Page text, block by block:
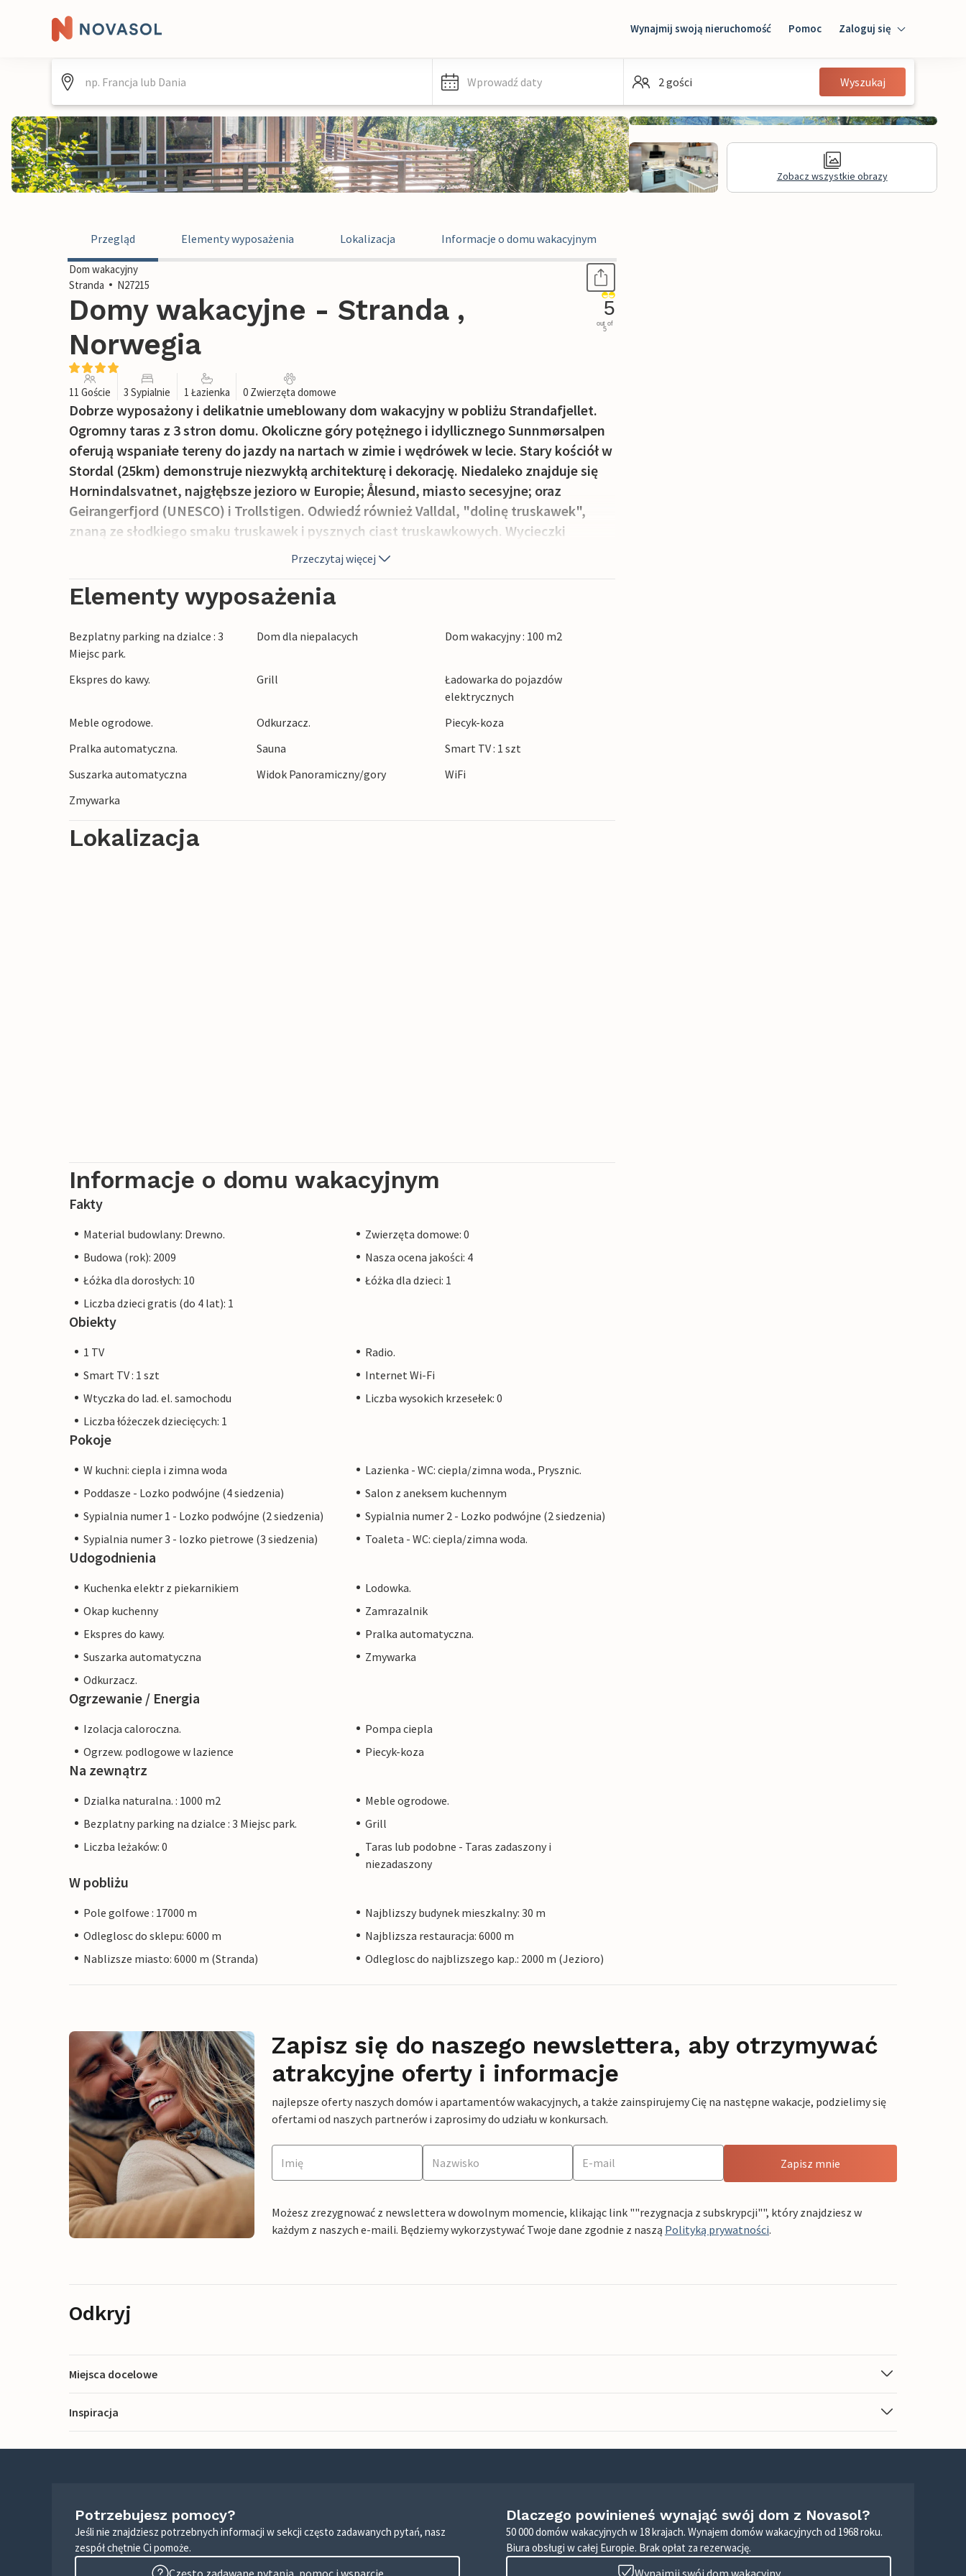
Wynajmij swoją nieruchomość Pomoc Zaloguj się
Zaloguj się
Gość
Wprowadź daty 2 gości Wyszukaj
Zobacz wszystkie obrazy
Przegląd Elementy wyposażenia Lokalizacja Informacje o domu wakacyjnym
Dom wakacyjny
Stranda
N27215
Domy wakacyjne - Stranda ,
Norwegia
5
out of
5
11 Goście 3 Sypialnie 1 Łazienka 0 Zwierzęta domowe
Dobrze wyposażony i delikatnie umeblowany dom wakacyjny w pobliżu Strandafjellet.
Ogromny taras z 3 stron domu. Okoliczne góry potężnego i idyllicznego Sunnmørsalpen
oferują wspaniałe tereny do jazdy na nartach w zimie i wędrówek w lecie. Stary kościół w
Stordal (25km) demonstruje niezwykłą architekturę i dekorację. Niedaleko znajduje się
Hornindalsvatnet, najgłębsze jezioro w Europie; Ålesund, miasto secesyjne; oraz
Geirangerfjord (UNESCO) i Trollstigen. Odwiedź również Valldal, "dolinę truskawek",
znaną ze słodkiego smaku truskawek i pysznych ciast truskawkowych. Wycieczki
dzienne na ptasią wyspę Runde i do festiwalowego miasta Molde. Sąsiad: 30 m.
Przeczytaj więcej
Elementy wyposażenia
Bezplatny parking na dzialce : 3
Miejsc park.
Dom dla niepalacych Dom wakacyjny : 100 m2
Ekspres do kawy. Grill
Ładowarka do pojazdów
elektrycznych
Meble ogrodowe.
Odkurzacz.
Piecyk-koza
Pralka automatyczna.
Sauna
Smart TV : 1 szt
Suszarka automatyczna
Widok Panoramiczny/gory
WiFi
Zmywarka
Lokalizacja
Informacje o domu wakacyjnym
Fakty
Material budowlany: Drewno.
Zwierzęta domowe: 0
Budowa (rok): 2009
Nasza ocena jakości: 4
Łóżka dla dorosłych: 10
Łóżka dla dzieci: 1
Liczba dzieci gratis (do 4 lat): 1
Obiekty
1 TV
Radio.
Smart TV : 1 szt
Internet Wi-Fi
Wtyczka do lad. el. samochodu
Liczba wysokich krzesełek: 0
Liczba łóżeczek dziecięcych: 1
Pokoje
W kuchni: ciepla i zimna woda
Lazienka - WC: ciepla/zimna woda., Prysznic.
Poddasze - Lozko podwójne (4 siedzenia)
Salon z aneksem kuchennym
Sypialnia numer 1 - Lozko podwójne (2 siedzenia)
Sypialnia numer 2 - Lozko podwójne (2 siedzenia)
Sypialnia numer 3 - lozko pietrowe (3 siedzenia)
Toaleta - WC: ciepla/zimna woda.
Udogodnienia
Kuchenka elektr z piekarnikiem
Lodowka.
Okap kuchenny
Zamrazalnik
Ekspres do kawy.
Pralka automatyczna.
Suszarka automatyczna
Zmywarka
Odkurzacz.
Ogrzewanie / Energia
Izolacja caloroczna.
Pompa ciepla
Ogrzew. podlogowe w lazience
Piecyk-koza
Na zewnątrz
Dzialka naturalna. : 1000 m2
Meble ogrodowe.
Bezplatny parking na dzialce : 3 Miejsc park.
Grill
Liczba leżaków: 0
Taras lub podobne - Taras zadaszony i
niezadaszony
W pobliżu
Pole golfowe : 17000 m
Najblizszy budynek mieszkalny: 30 m
Odleglosc do sklepu: 6000 m
Najblizsza restauracja: 6000 m
Nablizsze miasto: 6000 m (Stranda)
Odleglosc do najblizszego kap.: 2000 m (Jezioro)
Zapisz się do naszego newslettera, aby otrzymywać
atrakcyjne oferty i informacje
najlepsze oferty naszych domów i apartamentów wakacyjnych, a także zainspirujemy Cię na następne wakacje, podzielimy się
ofertami od naszych partnerów i zaprosimy do udziału w konkursach.
Zapisz mnie
Możesz zrezygnować z newslettera w dowolnym momencie, klikając link ""rezygnacja z subskrypcji"", który znajdziesz w
każdym z naszych e-maili. Będziemy wykorzystywać Twoje dane zgodnie z naszą Polityką prywatności.
Odkryj
Miejsca docelowe
Inspiracja
Potrzebujesz pomocy?
Jeśli nie znajdziesz potrzebnych informacji w sekcji często zadawanych pytań, nasz
zespół chętnie Ci pomoże.
Często zadawane pytania, pomoc i wsparcie
Dlaczego powinieneś wynająć swój dom z Novasol?
50 000 domów wakacyjnych w 18 krajach. Wynajem domów wakacyjnych od 1968 roku.
Biura obsługi w całej Europie. Brak opłat za rezerwację.
Wynajmij swój dom wakacyjny